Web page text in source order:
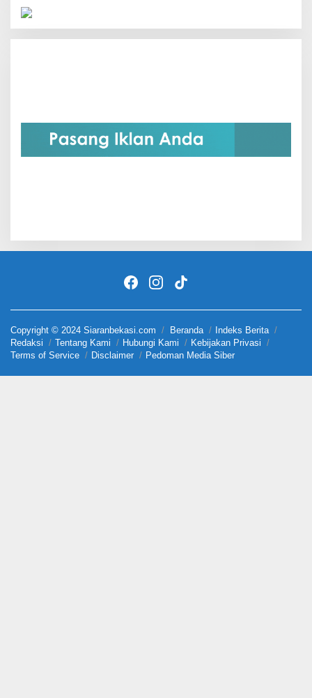
Copyright © 2024 Siaranbekasi.com Beranda
Indeks Berita
Redaksi
Tentang Kami Hubungi Kami
Kebijakan Privasi
Terms of Service
Disclaimer Pedoman Media Siber